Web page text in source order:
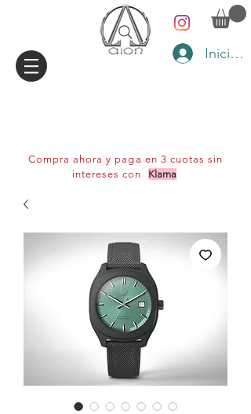
Iniciar
Compra ahora y paga en 3 cuotas sin
intereses con
Klarna